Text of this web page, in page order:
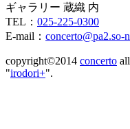
ギャラリー 蔵織 内
TEL： 025-225-0300
E-mail： concerto@pa2.so-
copyright©2014 concerto
"irodori+".